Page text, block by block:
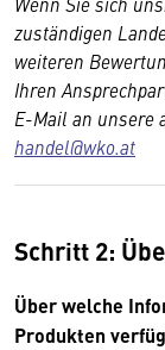
zuständigen
weiteren
Ihren
E-Mail an unsere
handel@wko.at
Schritt 2:
Über welche
Produkten